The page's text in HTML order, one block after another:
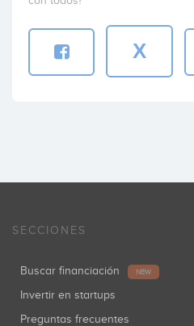
X
SECCIONES
Buscar financiación NEW
Invertir en startups
Preguntas frecuentes